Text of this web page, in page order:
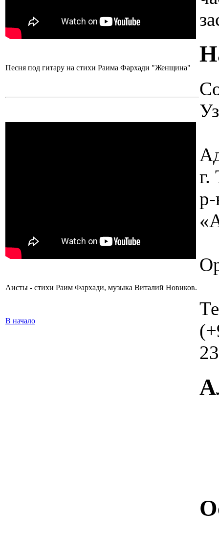
Песня под гитару на стихи Раима Фархади "Женщина"
Аисты - стихи Раим Фархади, музыка Виталий Новиков.
В начало